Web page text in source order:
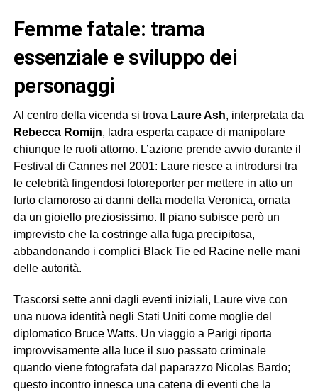
femme fatale: trama
essenziale e sviluppo dei
personaggi
Al centro della vicenda si trova Laure Ash, interpretata da
Rebecca Romijn, ladra esperta capace di manipolare
chiunque le ruoti attorno. L’azione prende avvio durante il
Festival di Cannes nel 2001: Laure riesce a introdursi tra
le celebrità fingendosi fotoreporter per mettere in atto un
furto clamoroso ai danni della modella Veronica, ornata
da un gioiello preziosissimo. Il piano subisce però un
imprevisto che la costringe alla fuga precipitosa,
abbandonando i complici Black Tie ed Racine nelle mani
delle autorità.
Trascorsi sette anni dagli eventi iniziali, Laure vive con
una nuova identità negli Stati Uniti come moglie del
diplomatico Bruce Watts. Un viaggio a Parigi riporta
improvvisamente alla luce il suo passato criminale
quando viene fotografata dal paparazzo Nicolas Bardo;
questo incontro innesca una catena di eventi che la